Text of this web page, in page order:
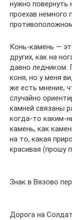
нужно повернуть
проехав немного
Конь-камень —
других, как на
давно ледником.
коня, но у меня
же есть мнение,
случайно
камней связаны
когда-то каким-
камень, как
на то, какая
красивая (прошу
Знак в Вязово
Дорога на